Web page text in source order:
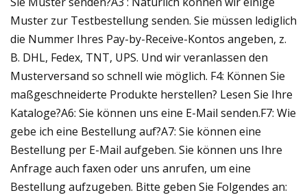
Muster zur Testbestellung senden. Sie müssen lediglich
die Nummer Ihres Pay-by-Receive-Kontos angeben, z.
B. DHL, Fedex, TNT, UPS. Und wir veranlassen den
Musterversand so schnell wie möglich. F4: Können Sie
maßgeschneiderte Produkte herstellen? Lesen Sie Ihre
Kataloge?A6: Sie können uns eine E-Mail senden.F7: Wie
gebe ich eine Bestellung auf?A7: Sie können eine
Bestellung per E-Mail aufgeben. Sie können uns Ihre
Anfrage auch faxen oder uns anrufen, um eine
Bestellung aufzugeben. Bitte geben Sie Folgendes an: